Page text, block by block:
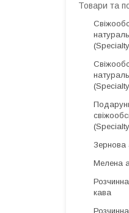
Товари та
Зернова
Мелена
кава